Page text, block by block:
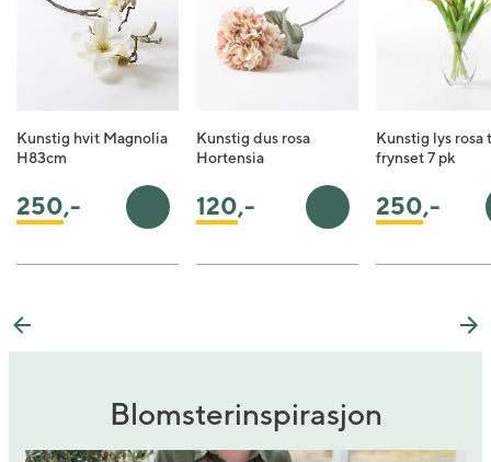
Kunstig hvit Magnolia
H83cm
250,- Legg i handlekurv
Kunstig dus rosa
Hortensia
120,- Legg i handlekurv
Kunstig lys rosa
frynset 7 pk
250,-
Previous
Blomsterinspirasjon